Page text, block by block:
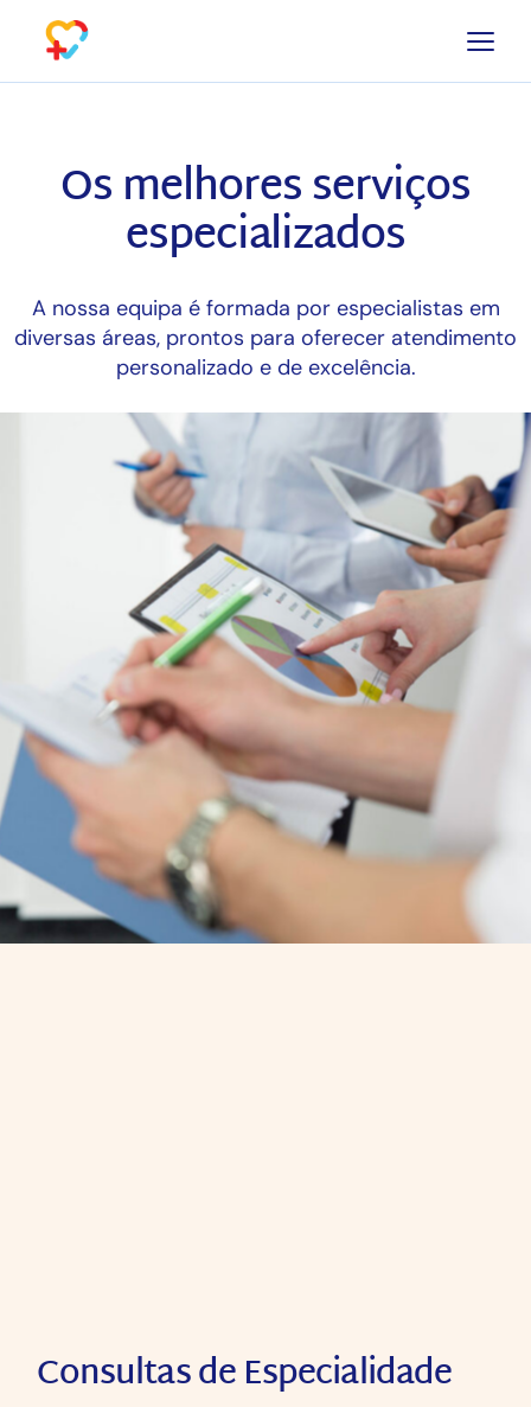
Serviços
Os melhores serviços
especializados
A nossa equipa é formada por especialistas em
diversas áreas, prontos para oferecer atendimento
personalizado e de excelência.
Consultas de Especialidade